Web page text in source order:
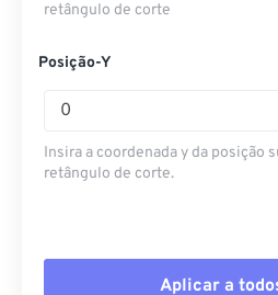
retângulo de corte
Posição-Y
Insira a coordenada y da posição
retângulo de corte.
Aplicar a